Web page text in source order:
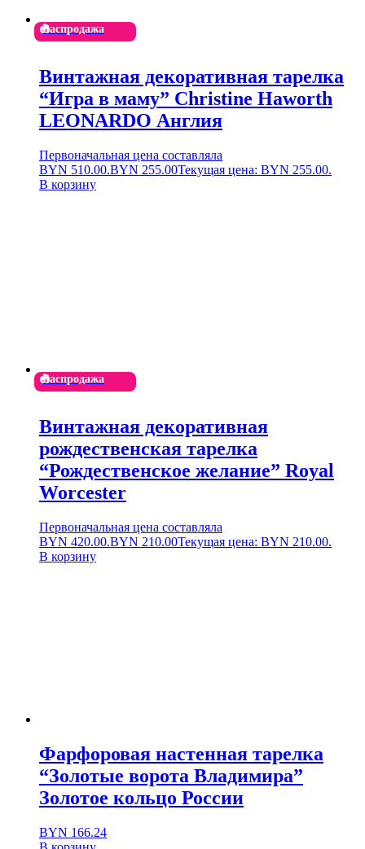
Распродажа
Винтажная декоративная тарелка
“Игра в маму” Christine Haworth
LEONARDO Англия
Первоначальная цена составляла
BYN 510.00.BYN 255.00Текущая цена: BYN 255.00.
В корзину
Распродажа
Винтажная декоративная
рождественская тарелка
“Рождественское желание” Royal
Worcester
Первоначальная цена составляла
BYN 420.00.BYN 210.00Текущая цена: BYN 210.00.
В корзину
Фарфоровая настенная тарелка
“Золотые ворота Владимира”
Золотое кольцо России
BYN 166.24